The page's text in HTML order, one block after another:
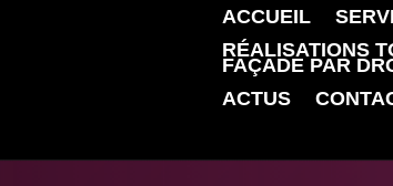
ACCUEIL
RÉALISATIONS
FAÇADE PAR
ACTUS